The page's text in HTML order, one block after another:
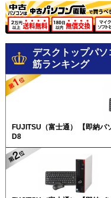
デスクトップパ
筋ランキング
FUJITSU（富士通） 【即納パ
D8